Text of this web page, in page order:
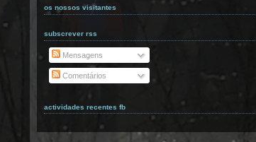
os nossos visitantes
subscrever rss
Mensagens
Comentários
actividades recentes fb